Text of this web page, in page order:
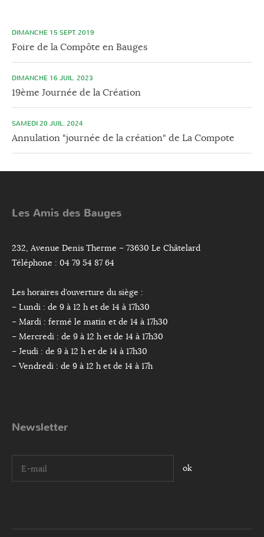
DIMANCHE 15 SEPT. 2019
Foire de la Compôte en Bauges
DIMANCHE 16 JUIL. 2023
19ème Journée de la Création
SAMEDI 20 JUIL. 2024
Annulation "journée de la création" de La Compote
Les Amis des Bauges
232, Avenue Denis Therme – 73630 Le Châtelard
Téléphone : 04 79 54 87 64
Les horaires d’ouverture du siège :
– Lundi : de 9 à 12 h et de 14 à 17h30
– Mardi : fermé le matin et de 14 à 17h30
– Mercredi : de 9 à 12 h et de 14 à 17h30
– Jeudi : de 9 à 12 h et de 14 à 17h30
– Vendredi : de 9 à 12 h et de 14 à 17h
Newsletter
I agree terms and conditions.*